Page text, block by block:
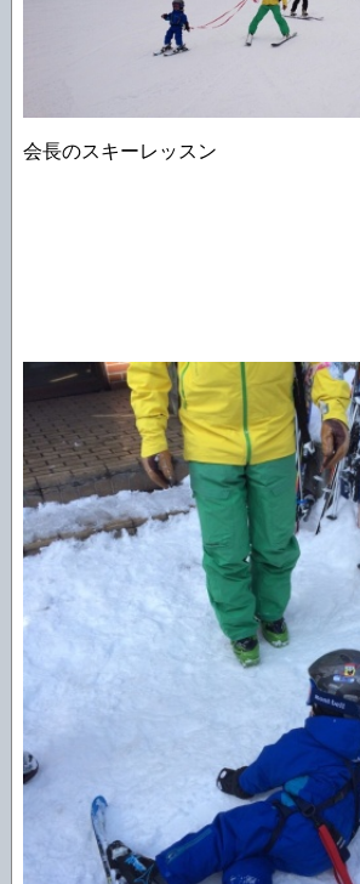
会長のスキーレッスン